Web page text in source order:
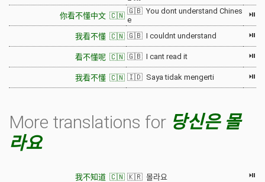
你看不懂中文 🇨🇳
🇬🇧 You dont understand Chines
e
⏯
我看不懂 🇨🇳 🇬🇧 I couldnt understand ⏯
看不懂呢 🇨🇳 🇬🇧 I cant read it ⏯
我看不懂 🇨🇳 🇮🇩 Saya tidak mengerti ⏯
More translations for 당신은 몰
라요
我不知道 🇨🇳 🇰🇷 몰라요 ⏯